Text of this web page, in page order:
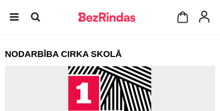
NODARBĪBA CIRKA SKOLĀ